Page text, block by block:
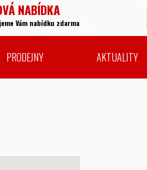
NABÍDKA
Vám nabídku zdarma
PRODEJNY AKTUALITY